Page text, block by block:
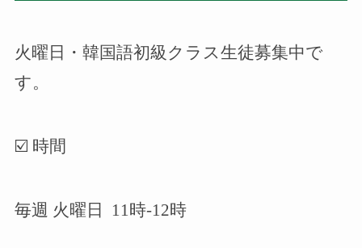
火曜日・韓国語初級クラス生徒募集中で
す。
☑️ 時間
毎週 火曜日 11時-12時